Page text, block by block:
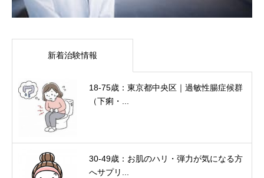
新着治験情報
18-75歳：東京都中央区｜過敏性腸症候群
（下痢・...
30-49歳：お肌のハリ・弾力が気になる方
へサプリ...